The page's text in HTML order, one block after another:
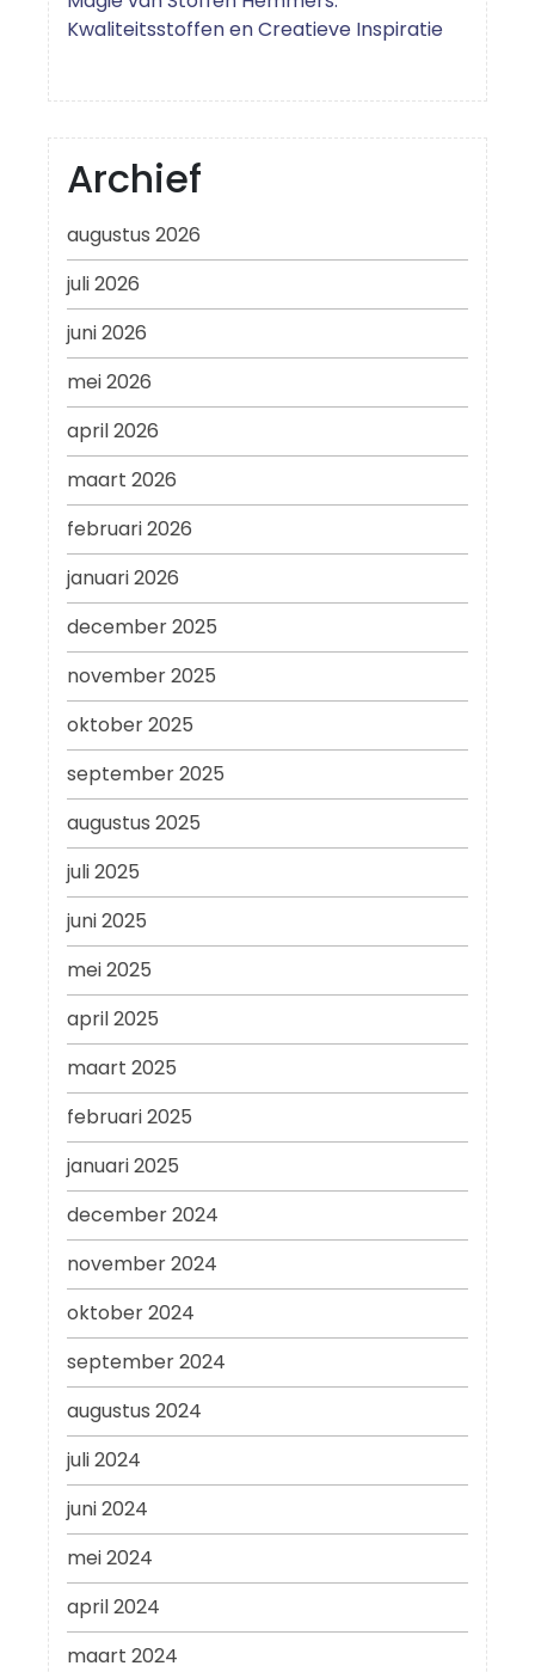
Kwaliteitsstoffen en Creatieve Inspiratie
Archief
augustus 2026
juli 2026
juni 2026
mei 2026
april 2026
maart 2026
februari 2026
januari 2026
december 2025
november 2025
oktober 2025
september 2025
augustus 2025
juli 2025
juni 2025
mei 2025
april 2025
maart 2025
februari 2025
januari 2025
december 2024
november 2024
oktober 2024
september 2024
augustus 2024
juli 2024
juni 2024
mei 2024
april 2024
maart 2024